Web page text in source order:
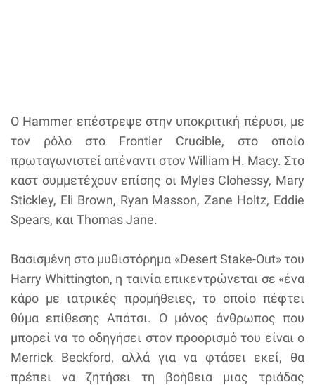
Ο Hammer επέστρεψε στην υποκριτική πέρυσι, με
τον ρόλο στο Frontier Crucible, στο οποίο
πρωταγωνιστεί απέναντι στον William H. Macy. Στο
καστ συμμετέχουν επίσης οι Myles Clohessy, Mary
Stickley, Eli Brown, Ryan Masson, Zane Holtz, Eddie
Spears, και Thomas Jane.
Βασισμένη στο μυθιστόρημα «Desert Stake-Out» του
Harry Whittington, η ταινία επικεντρώνεται σε «ένα
κάρο με ιατρικές προμήθειες, το οποίο πέφτει
θύμα επίθεσης Απάτσι. Ο μόνος άνθρωπος που
μπορεί να το οδηγήσει στον προορισμό του είναι ο
Merrick Beckford, αλλά για να φτάσει εκεί, θα
πρέπει να ζητήσει τη βοήθεια μιας τριάδας